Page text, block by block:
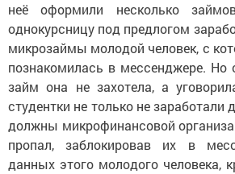
неё оформили несколько
однокурсницу под предлогом
микрозаймы молодой человек, с
познакомилась в мессенджере. Но
займ она не захотела, а
студентки не только не заработали
должны микрофинансовой
пропал, заблокировав их в
данных этого молодого человека,